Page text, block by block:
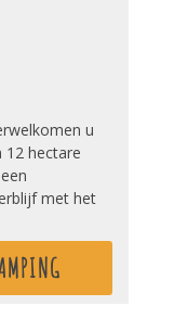
u
12 hectare
met het